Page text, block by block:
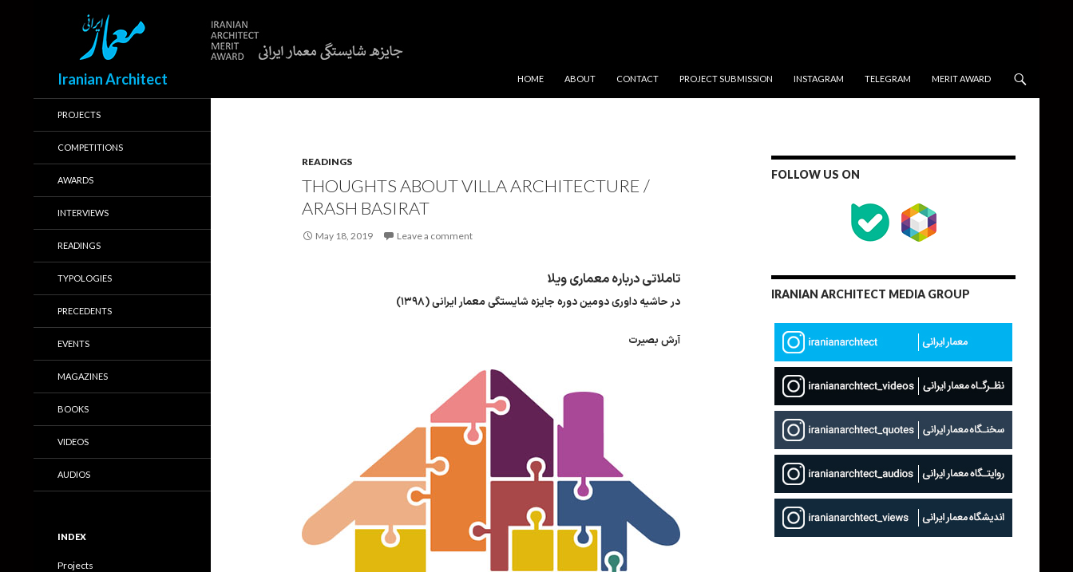
Iranian Architect
HOME
ABOUT CONTACT PROJECT SUBMISSION INSTAGRAM TELEGRAM MERIT AWARD
READINGS
THOUGHTS ABOUT VILLA ARCHITECTURE /
ARASH BASIRAT
May 18, 2019 Leave a comment
تاملاتی درباره معماری ویلا
در حاشیه داوری دومین دوره جایزه شایستگی معمار ایرانی (۱۳۹۸)
آرش بصیرت
FOLLOW US ON
IRANIAN ARCHITECT MEDIA GROUP
PROJECTS
COMPETITIONS
AWARDS
INTERVIEWS
READINGS
TYPOLOGIES
PRECEDENTS
EVENTS
MAGAZINES
BOOKS
VIDEOS
AUDIOS
INDEX
Projects